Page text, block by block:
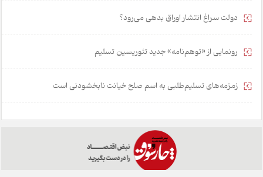
دولت سراغ انتشار اوراق بدهی می‌رود؟
رونمایی از «توهم‌نامه» جدید تئور‌یسین تسلیم
زمزمه‌های تسلیم‌طلبی به اسم صلح خیانت نابخشودنی است